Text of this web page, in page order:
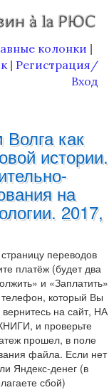
колонки
Регистрация/
Вход
Волга как
истории.
на
2017,
переводов
платёж (будет два
и «Заплатить»
который Вы
на сайт, НА
и проверьте
прошел, в поле
файла. Если нет
Яндекс-денег (в
сбой)